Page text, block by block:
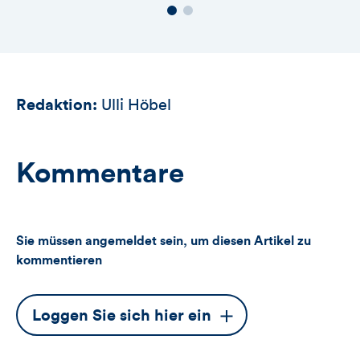
Redaktion: Ulli Höbel
Kommentare
Sie müssen angemeldet sein, um diesen Artikel zu
kommentieren
Dieser
Button
Loggen Sie sich hier ein